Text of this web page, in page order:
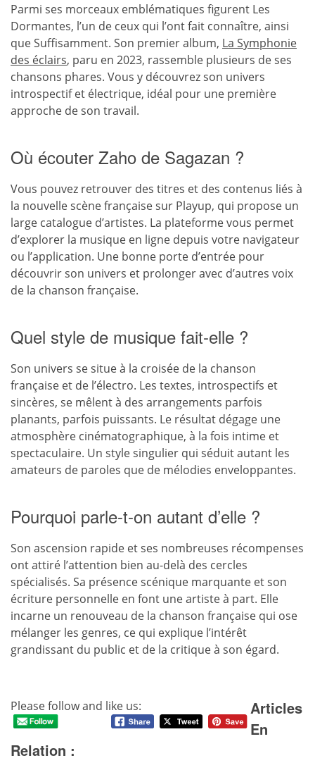
Parmi ses morceaux emblématiques figurent Les
Dormantes, l’un de ceux qui l’ont fait connaître, ainsi
que Suffisamment. Son premier album, La Symphonie
des éclairs, paru en 2023, rassemble plusieurs de ses
chansons phares. Vous y découvrez son univers
introspectif et électrique, idéal pour une première
approche de son travail.
Où écouter Zaho de Sagazan ?
Vous pouvez retrouver des titres et des contenus liés à
la nouvelle scène française sur Playup, qui propose un
large catalogue d’artistes. La plateforme vous permet
d’explorer la musique en ligne depuis votre navigateur
ou l’application. Une bonne porte d’entrée pour
découvrir son univers et prolonger avec d’autres voix
de la chanson française.
Quel style de musique fait-elle ?
Son univers se situe à la croisée de la chanson
française et de l’électro. Les textes, introspectifs et
sincères, se mêlent à des arrangements parfois
planants, parfois puissants. Le résultat dégage une
atmosphère cinématographique, à la fois intime et
spectaculaire. Un style singulier qui séduit autant les
amateurs de paroles que de mélodies enveloppantes.
Pourquoi parle-t-on autant d’elle ?
Son ascension rapide et ses nombreuses récompenses
ont attiré l’attention bien au-delà des cercles
spécialisés. Sa présence scénique marquante et son
écriture personnelle en font une artiste à part. Elle
incarne un renouveau de la chanson française qui ose
mélanger les genres, ce qui explique l’intérêt
grandissant du public et de la critique à son égard.
Please follow and like us:
Articles
En
Relation :